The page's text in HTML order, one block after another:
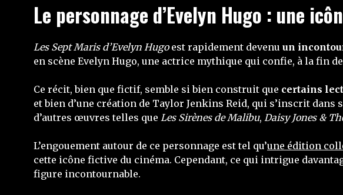
Le personnage d’Evelyn Hugo : une
Les Sept Maris d’Evelyn Hugoest rapidement devenu un
en scène Evelyn Hugo, une actrice mythique qui confie, à la fin
Ce récit, bien que fictif, semble si bien construit que certains
et bien d’une création de Taylor Jenkins Reid, qui s’inscrit
d’autres œuvres telles que Les Sirènes de Malibu, Daisy Jones &
L’engouement autour de ce personnage est tel qu’une édition
cette icône fictive du cinéma. Cependant, ce qui intrigue
figure incontournable.